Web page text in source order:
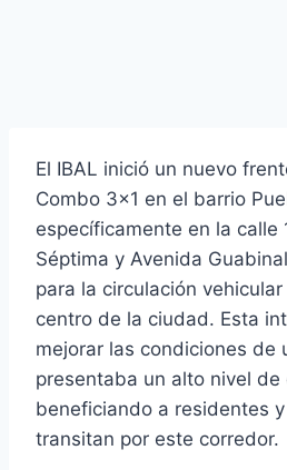
El IBAL inició un nuevo
Combo 3×1 en el barrio
específicamente en la calle
Séptima y Avenida
para la circulación
centro de la ciudad. Esta
mejorar las condiciones de
presentaba un alto nivel de
beneficiando a residentes
transitan por este corredor.